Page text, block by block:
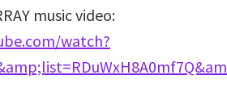
music video:
watch?